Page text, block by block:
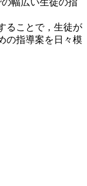
幅広い生徒の指
ることで，生徒が
の指導案を日々模